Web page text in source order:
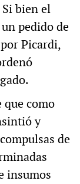
bien el
pedido de
Picardi,
que como
y
de
insumos